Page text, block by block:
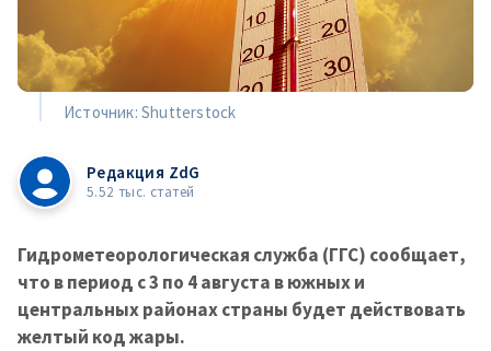
Источник: Shutterstock
Редакция ZdG
5.52 тыс. статей
Гидрометеорологическая служба (ГГС) сообщает,
что в период с 3 по 4 августа в южных и
центральных районах страны будет действовать
желтый код жары.